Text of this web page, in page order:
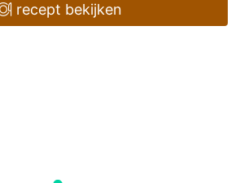
recept bekijken